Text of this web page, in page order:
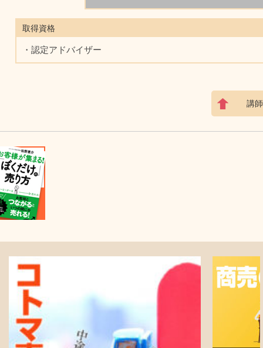
取得資格
・認定アドバイザー
講